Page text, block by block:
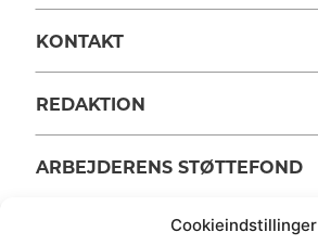
Cookieindstillinger
KONTAKT
REDAKTION
ARBEJDERENS STØTTEFOND
ANSVARSHAVENDE REDAKTØR